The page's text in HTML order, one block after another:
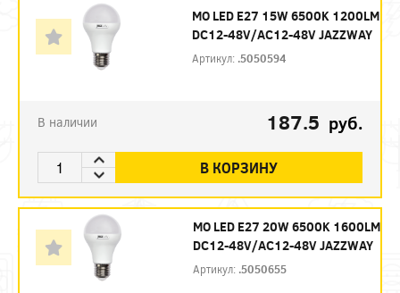
МО LED E27 15W 6500K 1200LM
DC12-48V/AC12-48V JAZZWAY
Артикул: .5050594
В наличии 187.5 руб.
В КОРЗИНУ
МО LED E27 20W 6500K 1600LM
DC12-48V/AC12-48V JAZZWAY
Артикул: .5050655